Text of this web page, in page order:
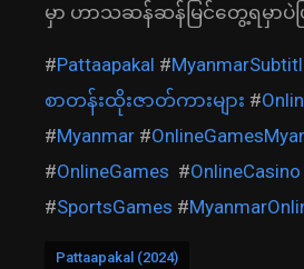
မှာ ဟာသဆန်ဆန်မြင်တွေ့ရမှာပဲ
#Pattaapakal #
စာတန်းထိုးဇာတ်ကားများ #
#Myanmar #
#OnlineGames #OnlineCasino
#SportsGames #
Pattaapakal (2024)